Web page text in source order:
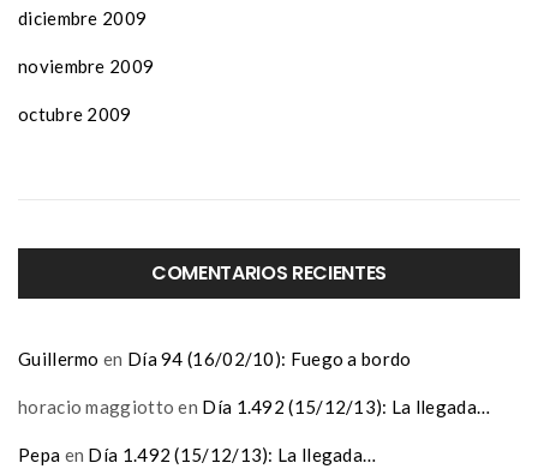
diciembre 2009
noviembre 2009
octubre 2009
COMENTARIOS RECIENTES
Guillermo en Día 94 (16/02/10): Fuego a bordo
horacio maggiotto en Día 1.492 (15/12/13): La llegada…
Pepa en Día 1.492 (15/12/13): La llegada…